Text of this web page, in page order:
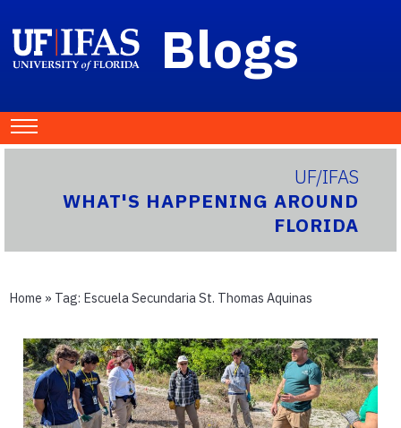
Blogs
UF/IFAS
WHAT'S HAPPENING AROUND
FLORIDA
Home » Tag: Escuela Secundaria St. Thomas Aquinas